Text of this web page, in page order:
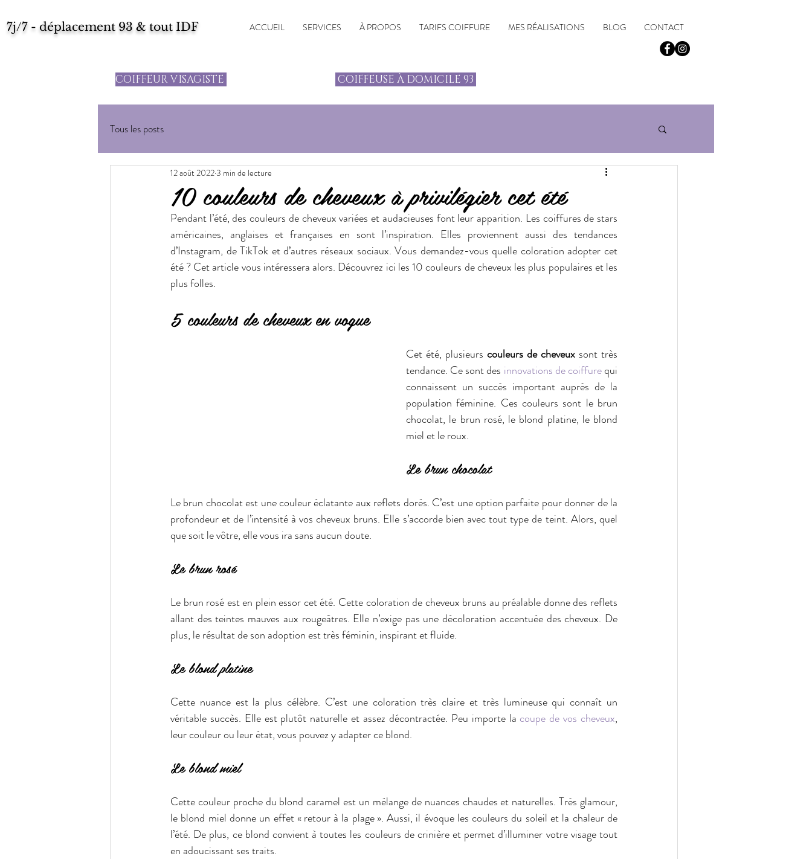
7j/7 - déplacement 93 & tout IDF ACCUEIL SERVICES À PROPOS TARIFS COIFFURE MES RÉALISATIONS BLOG CONTACT
COIFFEUR VISAGISTE COIFFEUSE À DOMICILE 93
Tous les posts
10 couleurs de cheveux à privilégier cet été
12 août 20223 min de lecture
Pendant l’été, des couleurs de cheveux variées et audacieuses font leur apparition. Les coiffures de stars
américaines, anglaises et françaises en sont l’inspiration. Elles proviennent aussi des tendances
d’Instagram, de TikTok et d’autres réseaux sociaux. Vous demandez-vous quelle coloration adopter cet
été ? Cet article vous intéressera alors. Découvrez ici les 10 couleurs de cheveux les plus populaires et les
plus folles.
5 couleurs de cheveux en vogue
Cet été, plusieurs couleurs de cheveux sont très
tendance. Ce sont des innovations de coiffure qui
connaissent un succès important auprès de la
population féminine. Ces couleurs sont le brun
chocolat, le brun rosé, le blond platine, le blond
miel et le roux.
Le brun chocolat
Le brun chocolat est une couleur éclatante aux reflets dorés. C’est une option parfaite pour donner de la
profondeur et de l’intensité à vos cheveux bruns. Elle s’accorde bien avec tout type de teint. Alors, quel
que soit le vôtre, elle vous ira sans aucun doute.
Le brun rosé
Le brun rosé est en plein essor cet été. Cette coloration de cheveux bruns au préalable donne des reflets
allant des teintes mauves aux rougeâtres. Elle n’exige pas une décoloration accentuée des cheveux. De
plus, le résultat de son adoption est très féminin, inspirant et fluide.
Le blond platine
Cette nuance est la plus célèbre. C’est une coloration très claire et très lumineuse qui connaît un
véritable succès. Elle est plutôt naturelle et assez décontractée. Peu importe la coupe de vos cheveux,
leur couleur ou leur état, vous pouvez y adapter ce blond.
Le blond miel
Cette couleur proche du blond caramel est un mélange de nuances chaudes et naturelles. Très glamour,
le blond miel donne un effet « retour à la plage ». Aussi, il évoque les couleurs du soleil et la chaleur de
l’été. De plus, ce blond convient à toutes les couleurs de crinière et permet d’illuminer votre visage tout
en adoucissant ses traits.